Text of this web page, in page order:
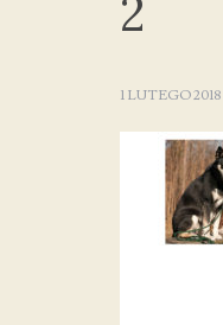
2
1 LUTEGO 2018